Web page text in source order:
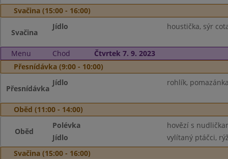
Svačina (15:00 - 16:00)
Svačina
Jídlo houstička, sýr
Menu Chod
Čtvrtek 7. 9. 2023
Přesnídávka (9:00 - 10:00)
Přesnídávka
Jídlo rohlík,
Oběd (11:00 - 14:00)
Oběd
Polévka
hovězí s
Jídlo
vylítaný ptáčci,
Svačina (15:00 - 16:00)